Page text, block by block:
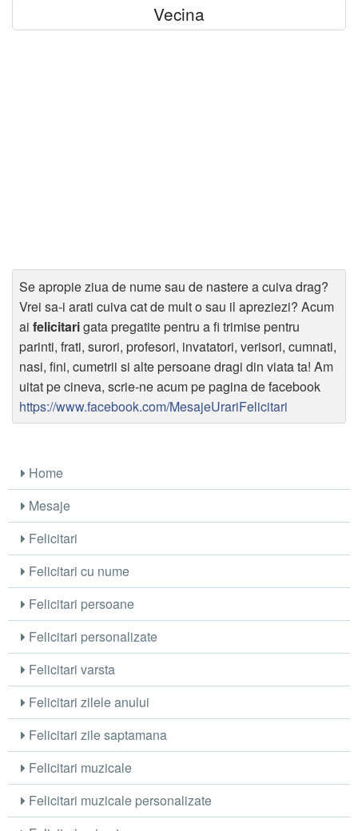
Vecina
Se apropie ziua de nume sau de nastere a cuiva drag?
Vrei sa-i arati cuiva cat de mult o sau il apreziezi? Acum
ai felicitarigata pregatite pentru a fi trimise pentru
parinti, frati, surori, profesori, invatatori, verisori, cumnati,
nasi, fini, cumetrii si alte persoane dragi din viata ta! Am
uitat pe cineva, scrie-ne acum pe pagina de facebook
https://www.facebook.com/MesajeUrariFelicitari
Home
Mesaje
Felicitari
Felicitari cu nume
Felicitari persoane
Felicitari personalizate
Felicitari varsta
Felicitari zilele anului
Felicitari zile saptamana
Felicitari muzicale
Felicitari muzicale personalizate